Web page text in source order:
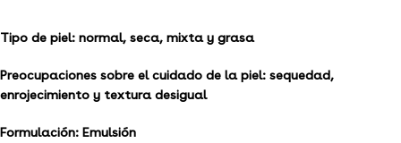
Tipo de piel: normal, seca, mixta y grasa
Preocupaciones sobre el cuidado de la piel: sequedad,
enrojecimiento y textura desigual
Formulación: Emulsión